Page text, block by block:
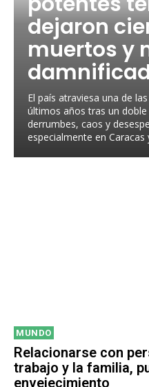
dejaron
muertos y
El país atraviesa una de
últimos años tras un
derrumbes, caos y
especialmente en Caracas
MUNDO
Relacionarse con
trabajo y la familia,
envejecimiento